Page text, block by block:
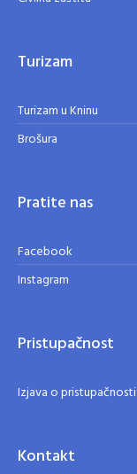
Turizam
Turizam u Kninu
Brošura
Pratite nas
Facebook
Instagram
Pristupačnost
Izjava o pristupačnosti
Kontakt